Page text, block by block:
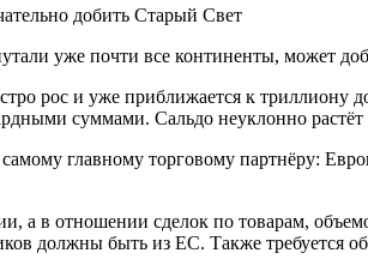
уже почти все континенты, может
рос и уже приближается к триллиону
суммами. Сальдо неуклонно
главному торговому партнёру:
а в отношении сделок по товарам,
должны быть из ЕС. Также требуется